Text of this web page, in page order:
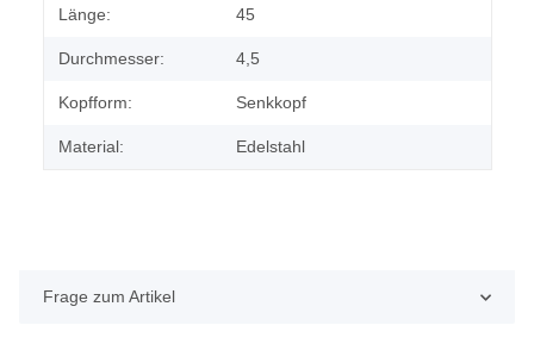
Länge: 45
Durchmesser: 4,5
Kopfform: Senkkopf
Material: Edelstahl
Frage zum Artikel